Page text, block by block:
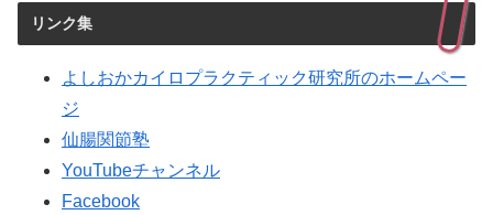
リンク集
よしおかカイロプラクティック研究所のホームペー
ジ
仙腸関節塾
YouTubeチャンネル
Facebook